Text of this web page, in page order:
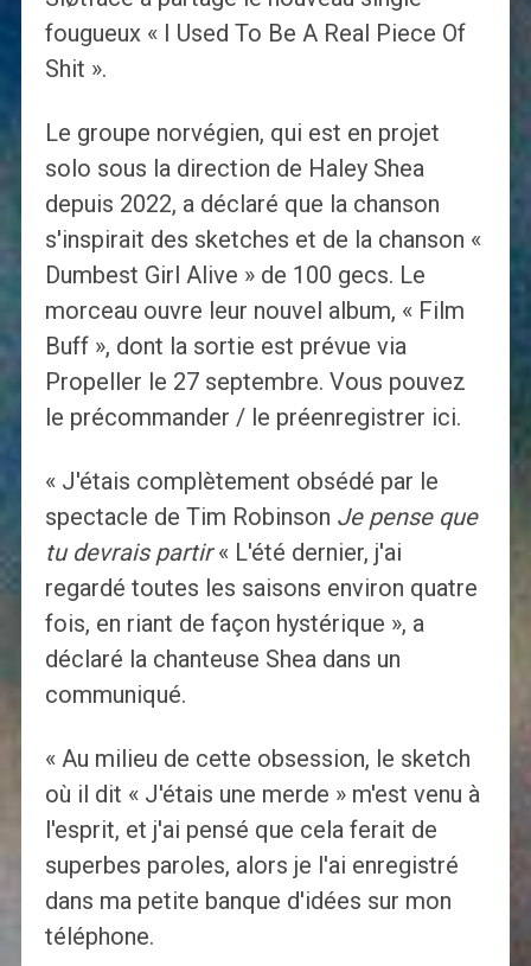
fougueux « I Used To Be A Real Piece Of
Shit ».
Le groupe norvégien, qui est en projet
solo sous la direction de Haley Shea
depuis 2022, a déclaré que la chanson
s'inspirait des sketches et de la chanson «
Dumbest Girl Alive » de 100 gecs. Le
morceau ouvre leur nouvel album, « Film
Buff », dont la sortie est prévue via
Propeller le 27 septembre. Vous pouvez
le précommander / le préenregistrer ici.
« J'étais complètement obsédé par le
spectacle de Tim Robinson Je pense que
tu devrais partir« L'été dernier, j'ai
regardé toutes les saisons environ quatre
fois, en riant de façon hystérique », a
déclaré la chanteuse Shea dans un
communiqué.
« Au milieu de cette obsession, le sketch
où il dit « J'étais une merde » m'est venu à
l'esprit, et j'ai pensé que cela ferait de
superbes paroles, alors je l'ai enregistré
dans ma petite banque d'idées sur mon
téléphone.